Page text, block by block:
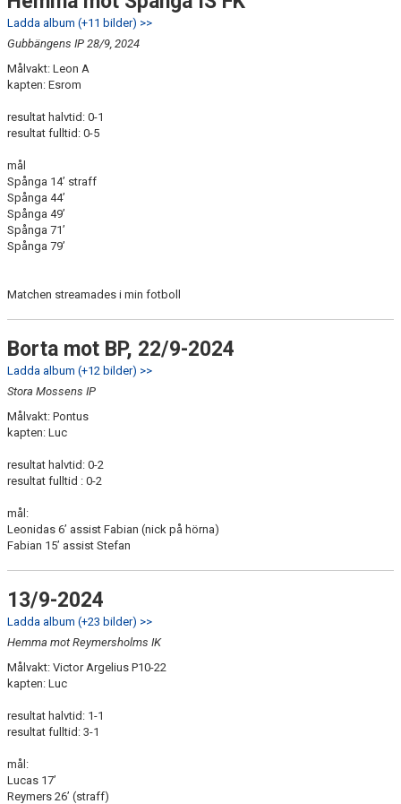
Ladda album (+11 bilder) >>
Gubbängens IP 28/9, 2024
Målvakt: Leon A
kapten: Esrom
resultat halvtid: 0-1
resultat fulltid: 0-5
mål
Spånga 14’ straff
Spånga 44’
Spånga 49’
Spånga 71’
Spånga 79’
Matchen streamades i min fotboll
Borta mot BP, 22/9-2024
Ladda album (+12 bilder) >>
Stora Mossens IP
Målvakt: Pontus
kapten: Luc
resultat halvtid: 0-2
resultat fulltid : 0-2
mål:
Leonidas 6’ assist Fabian (nick på hörna)
Fabian 15’ assist Stefan
13/9-2024
Ladda album (+23 bilder) >>
Hemma mot Reymersholms IK
Målvakt: Victor Argelius P10-22
kapten: Luc
resultat halvtid: 1-1
resultat fulltid: 3-1
mål:
Lucas 17’
Reymers 26’ (straff)